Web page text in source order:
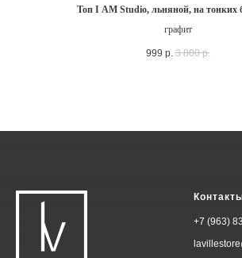
Топ I AM Studio, льняной, на тонких
графит
999 р. 3 800 р.
+7 (963)